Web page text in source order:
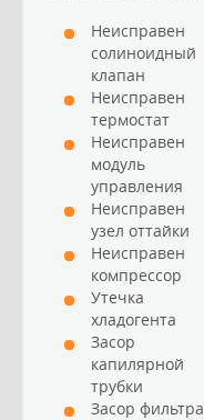
Неисправен
солиноидный
клапан
Неисправен
термостат
Неисправен
модуль
управления
Неисправен
узел оттайки
Неисправен
компрессор
Утечка
хладогента
Засор
капилярной
трубки
Засор фильтра